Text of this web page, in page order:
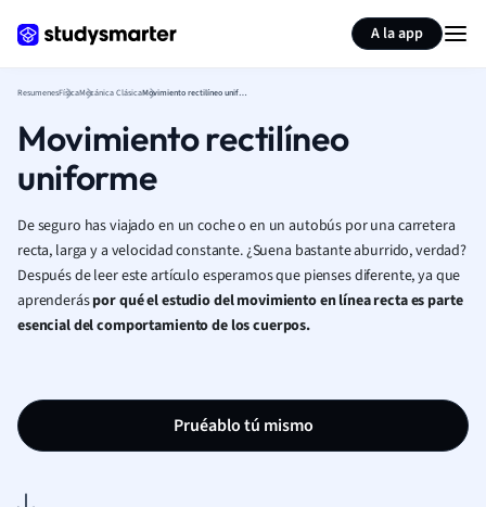
A la app
ResumenesFísicaMecánica Clásica Movimiento rectilíneo uniforme
Movimiento rectilíneo
uniforme
De seguro has viajado en un coche o en un autobús por una carretera
recta, larga y a velocidad constante. ¿Suena bastante aburrido, verdad?
Después de leer este artículo esperamos que pienses diferente, ya que
aprenderáspor qué el estudio del movimiento en línea recta es parte
esencial del comportamiento de los cuerpos.
Pruéablo tú mismo
Resumir página